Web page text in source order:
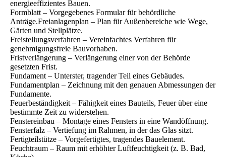
energieeffizientes Bauen.
Formblatt – Vorgegebenes Formular für behördliche
Anträge.Freianlagenplan – Plan für Außenbereiche wie Wege,
Gärten und Stellplätze.
Freistellungsverfahren – Vereinfachtes Verfahren für
genehmigungsfreie Bauvorhaben.
Fristverlängerung – Verlängerung einer von der Behörde
gesetzten Frist.
Fundament – Unterster, tragender Teil eines Gebäudes.
Fundamentplan – Zeichnung mit den genauen Abmessungen der
Fundamente.
Feuerbeständigkeit – Fähigkeit eines Bauteils, Feuer über eine
bestimmte Zeit zu widerstehen.
Fenstereinbau – Montage eines Fensters in eine Wandöffnung.
Fensterfalz – Vertiefung im Rahmen, in der das Glas sitzt.
Fertigteilstütze – Vorgefertigtes, tragendes Bauelement.
Feuchtraum – Raum mit erhöhter Luftfeuchtigkeit (z. B. Bad,